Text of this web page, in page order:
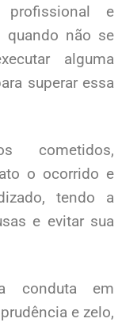
e
quando não se
alguma
superar essa
cometidos,
o ocorrido e
tendo a
e evitar sua
conduta em
e zelo,